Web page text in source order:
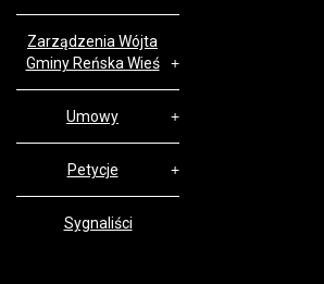
Zarządzenia Wójta
Gminy Reńska Wieś
Umowy
Petycje
Sygnaliści